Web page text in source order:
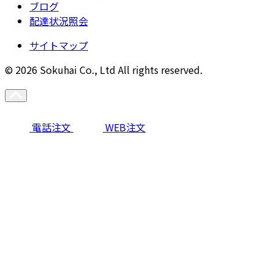
ブログ
配達状況照会
サイトマップ
© 2026 Sokuhai Co., Ltd All rights reserved.
電話注文 WEB注文